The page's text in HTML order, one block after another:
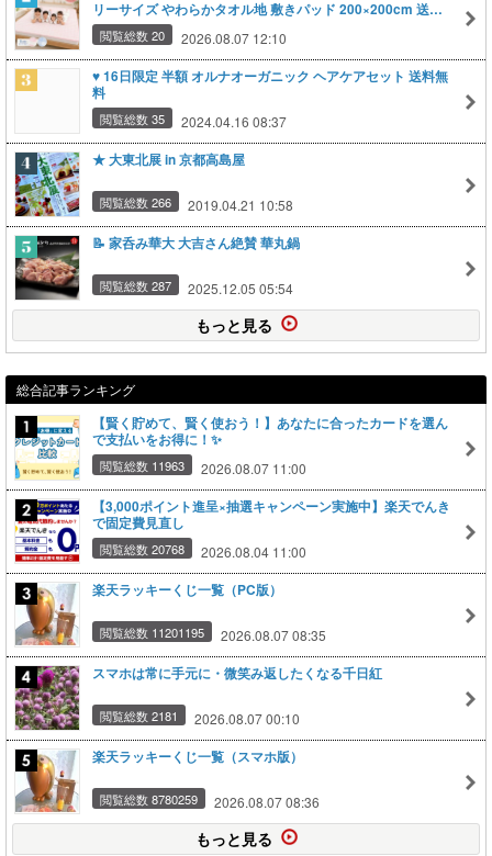
リーサイズ やわらかタオル地 敷きパッド 200×200cm 送料
無料
閲覧総数 20 2026.08.07 12:10
♥ 16日限定 半額 オルナオーガニック ヘアケアセット 送料無
料
閲覧総数 35 2024.04.16 08:37
★ 大東北展 in 京都高島屋
閲覧総数 266 2019.04.21 10:58
📝 家呑み華大 大吉さん絶賛 華丸鍋
閲覧総数 287 2025.12.05 05:54
もっと見る
総合記事ランキング
【賢く貯めて、賢く使おう！】あなたに合ったカードを選ん
で支払いをお得に！✨
閲覧総数 11963 2026.08.07 11:00
【3,000ポイント進呈×抽選キャンペーン実施中】楽天でんき
で固定費見直し
閲覧総数 20768 2026.08.04 11:00
楽天ラッキーくじ一覧（PC版）
閲覧総数 11201195 2026.08.07 08:35
スマホは常に手元に・微笑み返したくなる千日紅
閲覧総数 2181 2026.08.07 00:10
楽天ラッキーくじ一覧（スマホ版）
閲覧総数 8780259 2026.08.07 08:36
もっと見る